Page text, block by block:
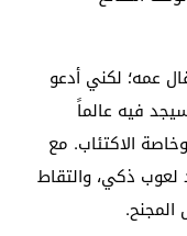
عمه؛ لكني أدعو
فيه عالماً
الاكتئاب. مع
لعوب ذكي، والتقاط
المجنح.